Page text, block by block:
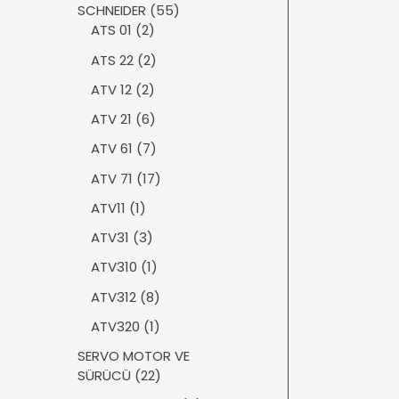
ü
r
ü
n
SCHNEIDER 555
ATS 01 22
ü
r
ü
n
ATS 22 22
ü
r
ü
n
ATV 12 22
ü
r
ü
ATV 21 66
ü
r
ü
ATV 61 77
ü
r
ATV 71 171
n
ATV11 11
r
ü
ATV31 33
ü
r
ü
ATV310 11
ü
r
ü
ATV312 88
ü
r
ü
n
ATV320 11
r
ü
SERVO MOTOR VE
SÜRÜCÜ 222